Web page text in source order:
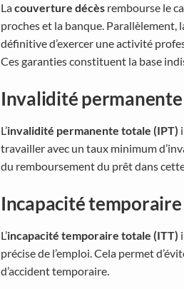
Lacouverture décès rembourse le
proches et la banque. Parallèlement,
définitive d’exercer une activité
Ces garanties constituent la base
Invalidité
L’invalidité permanente totale (IPT)
travailler avec un taux minimum
du remboursement du prêt dans
Incapacité
L’incapacité temporaire totale (ITT)
précise de l’emploi. Cela permet
d’accident temporaire.